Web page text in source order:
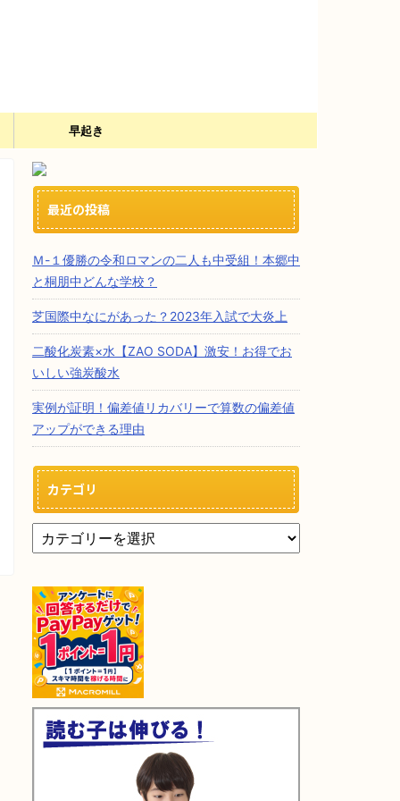
早起き
最近の投稿
Ｍ-１優勝の令和ロマンの二人も中受組！本郷中
と桐朋中どんな学校？
芝国際中なにがあった？2023年入試で大炎上
二酸化炭素×水【ZAO SODA】激安！お得でお
いしい強炭酸水
実例が証明！偏差値リカバリーで算数の偏差値
アップができる理由
カテゴリ